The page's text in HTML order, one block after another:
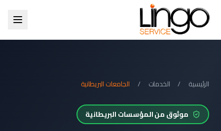
الرئيسية / الخدمات / الجامعات البريطانية
موثوق من المؤسسات البريطانية